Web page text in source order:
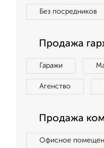
Без посредников
Продажа
Гаражи
Агенство
Продажа
Офисное